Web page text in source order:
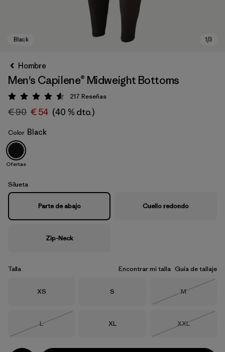
Black
Hombre
Men's Capilene® Midweight Bottoms
Puntuación: 4.6 / 5
217 Reseñas
€ 90 € 54 (40 % dto.)
Color Black
Ofertas
Silueta
Parte de abajo Cuello redondo
Zip-Neck
Talla Encontrar mi talla Guía de tallaje
Talla
XS Talla
S Talla
M
Talla
L
Talla
XL Talla
XXL